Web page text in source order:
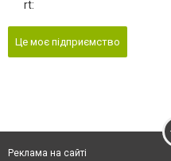
Це моє підприємство
Реклама на сайті